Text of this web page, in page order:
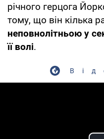
річного герцога
тому, що він кілька
неповнолітньою у
її волі.